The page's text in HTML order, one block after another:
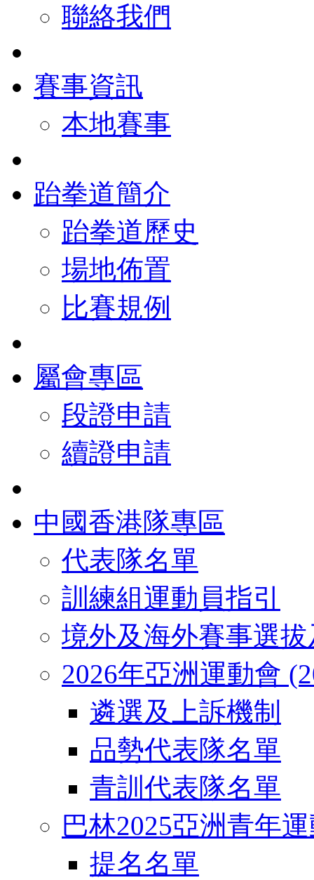
聯絡我們
賽事資訊
本地賽事
跆拳道簡介
跆拳道歷史
場地佈置
比賽規例
屬會專區
段證申請
續證申請
中國香港隊專區
代表隊名單
訓練組運動員指引
境外及海外賽事選
2026年亞洲運動會
遴選及上訴機制
品勢代表隊名單
青訓代表隊名單
巴林2025亞洲青年
提名名單